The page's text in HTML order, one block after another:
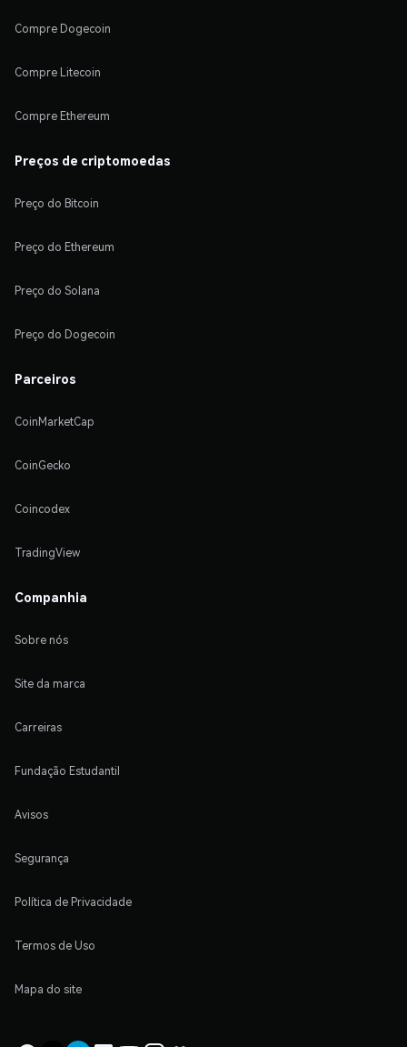
Compre Dogecoin
Compre Litecoin
Compre Ethereum
Preços de criptomoedas
Preço do Bitcoin
Preço do Ethereum
Preço do Solana
Preço do Dogecoin
Parceiros
CoinMarketCap
CoinGecko
Coincodex
TradingView
Companhia
Sobre nós
Site da marca
Carreiras
Fundação Estudantil
Avisos
Segurança
Política de Privacidade
Termos de Uso
Mapa do site